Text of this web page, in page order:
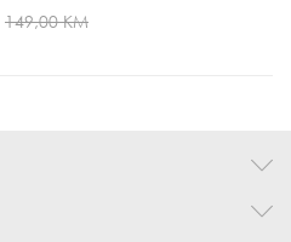
149,00 KM